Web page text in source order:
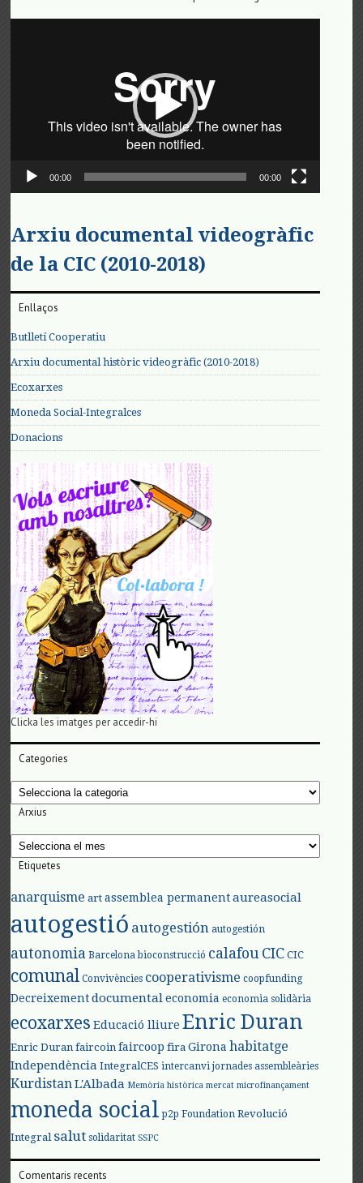
00:00 00:00
Arxiu documental videogràfic
de la CIC (2010-2018)
Enllaços
Butlletí Cooperatiu
Arxiu documental històric videogràfic (2010-2018)
Ecoxarxes
Moneda Social-Integralces
Donacions
Clicka les imatges per accedir-hi
Categories
Categories
Arxius
Arxius
Etiquetes
anarquisme art assemblea permanent aureasocial
autogestió autogestión autogestión
autonomia Barcelona bioconstrucció calafou CIC CIC
comunal Convivències cooperativisme coopfunding
Decreixement documental economia economia solidària
ecoxarxes Educació lliure Enric Duran
Enric Duran faircoin faircoop fira Girona habitatge
Independència IntegralCES intercanvi jornades assembleàries
Kurdistan L'Albada Memòria històrica mercat microfinançament
moneda social p2p Foundation Revolució
Integral salut solidaritat SSPC
Comentaris recents